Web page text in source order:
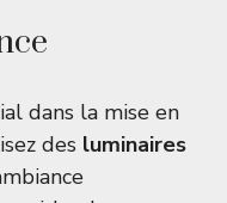
dans la mise en
des luminaires